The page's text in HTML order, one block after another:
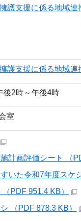
護支援に係る地域
護支援に係る地域連
後2時～午後4時
室
計画評価シート （
いた令和7年度スケ
PDF 951.4 KB）
（PDF 878.3 KB）